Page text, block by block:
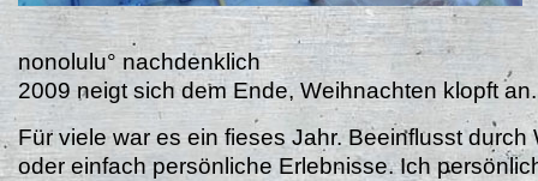
nonolulu° nachdenklich
2009 neigt sich dem Ende, Weihnachten klopft an.
Für viele war es ein fieses Jahr. Beeinflusst durch
oder einfach persönliche Erlebnisse. Ich